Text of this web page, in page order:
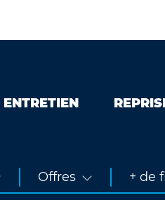
ENTRETIEN
Offres + de